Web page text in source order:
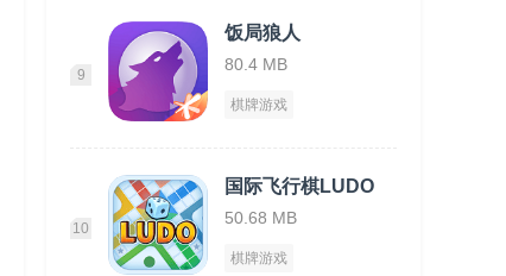
9
饭局狼人
80.4 MB
棋牌游戏
10
国际飞行棋LUDO
50.68 MB
棋牌游戏